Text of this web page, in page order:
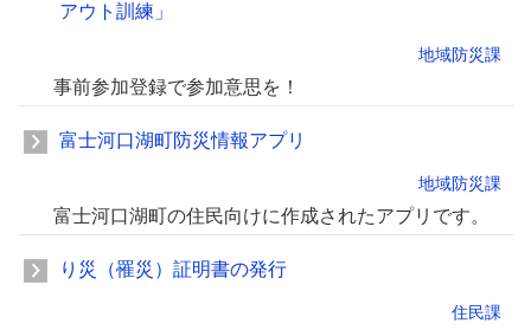
アウト訓練」
地域防災課
事前参加登録で参加意思を！
富士河口湖町防災情報アプリ
地域防災課
富士河口湖町の住民向けに作成されたアプリです。
り災（罹災）証明書の発行
住民課